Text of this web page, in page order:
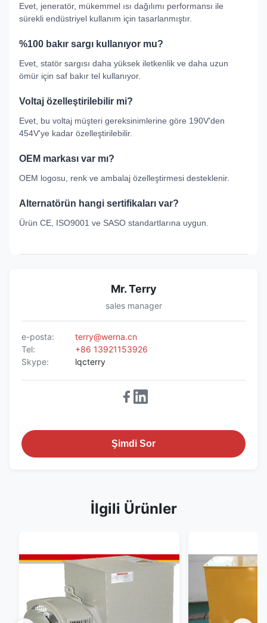
Evet, jeneratör, mükemmel ısı dağılımı performansı ile
sürekli endüstriyel kullanım için tasarlanmıştır.
%100 bakır sargı kullanıyor mu?
Evet, statör sargısı daha yüksek iletkenlik ve daha uzun
ömür için saf bakır tel kullanıyor.
Voltaj özelleştirilebilir mi?
Evet, bu voltaj müşteri gereksinimlerine göre 190V'den
454V'ye kadar özelleştirilebilir.
OEM markası var mı?
OEM logosu, renk ve ambalaj özelleştirmesi desteklenir.
Alternatörün hangi sertifikaları var?
Ürün CE, ISO9001 ve SASO standartlarına uygun.
Mr. Terry
sales manager
e-posta:
terry@werna.cn
Tel:
+86 13921153926
Skype:
lqcterry
Şimdi Sor
İlgili Ürünler